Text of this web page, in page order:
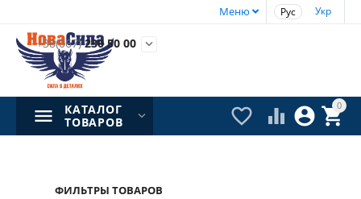
Рус Укр
Меню
+38(067)230 50 00 
0


 
КАТАЛОГ
ТОВАРОВ
ФИЛЬТРЫ ТОВАРОВ